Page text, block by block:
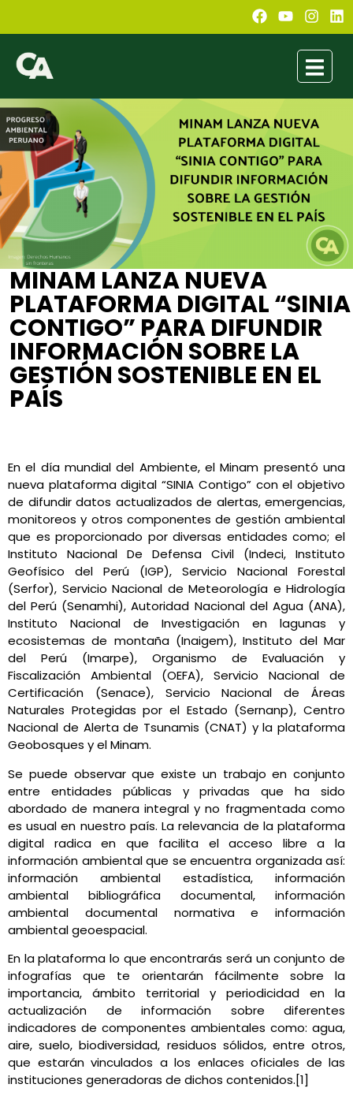
MINAM LANZA NUEVA
PLATAFORMA DIGITAL “SINIA
CONTIGO” PARA DIFUNDIR
INFORMACIÓN SOBRE LA
GESTIÓN SOSTENIBLE EN EL
PAÍS
En el día mundial del Ambiente, el Minam presentó una
nueva plataforma digital “SINIA Contigo” con el objetivo
de difundir datos actualizados de alertas, emergencias,
monitoreos y otros componentes de gestión ambiental
que es proporcionado por diversas entidades como; el
Instituto Nacional De Defensa Civil (Indeci, Instituto
Geofísico del Perú (IGP), Servicio Nacional Forestal
(Serfor), Servicio Nacional de Meteorología e Hidrología
del Perú (Senamhi), Autoridad Nacional del Agua (ANA),
Instituto Nacional de Investigación en lagunas y
ecosistemas de montaña (Inaigem), Instituto del Mar
del Perú (Imarpe), Organismo de Evaluación y
Fiscalización Ambiental (OEFA), Servicio Nacional de
Certificación (Senace), Servicio Nacional de Áreas
Naturales Protegidas por el Estado (Sernanp), Centro
Nacional de Alerta de Tsunamis (CNAT) y la plataforma
Geobosques y el Minam.
Se puede observar que existe un trabajo en conjunto
entre entidades públicas y privadas que ha sido
abordado de manera integral y no fragmentada como
es usual en nuestro país. La relevancia de la plataforma
digital radica en que facilita el acceso libre a la
información ambiental que se encuentra organizada así:
información ambiental estadística, información
ambiental bibliográfica documental, información
ambiental documental normativa e información
ambiental geoespacial.
En la plataforma lo que encontrarás será un conjunto de
infografías que te orientarán fácilmente sobre la
importancia, ámbito territorial y periodicidad en la
actualización de información sobre diferentes
indicadores de componentes ambientales como: agua,
aire, suelo, biodiversidad, residuos sólidos, entre otros,
que estarán vinculados a los enlaces oficiales de las
instituciones generadoras de dichos contenidos.[1]